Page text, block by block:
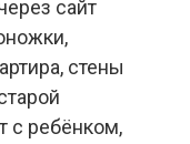
сайт
стены
с ребёнком,